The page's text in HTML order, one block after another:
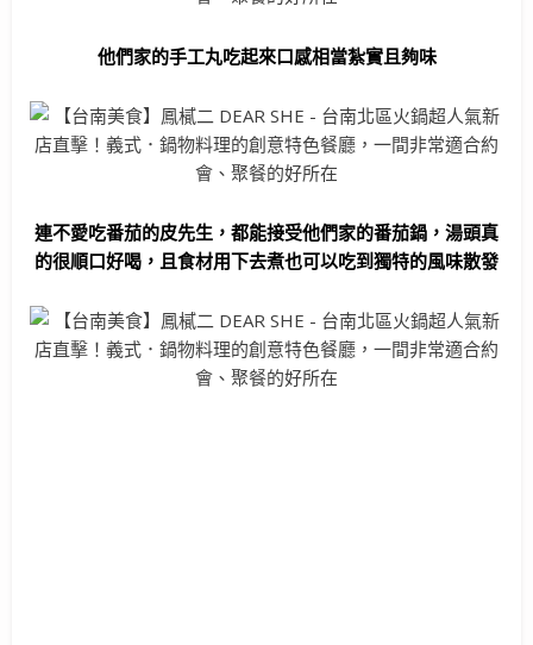
他們家的手工丸吃起來口感相當紮實且夠味
連不愛吃番茄的皮先生，都能接受他們家的番茄鍋，湯頭真
的很順口好喝，且食材用下去煮也可以吃到獨特的風味散發